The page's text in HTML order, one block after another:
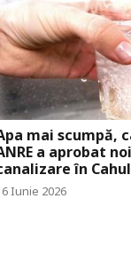
mai scumpă,
a aprobat
în Cahul
Iunie 2026